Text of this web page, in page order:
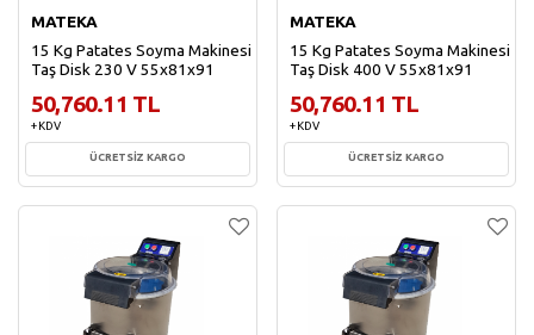
MATEKA
15 Kg Patates Soyma Makinesi
Taş Disk 230 V 55x81x91
50,760.11 TL
+ KDV
ÜCRETSİZ KARGO
Sepete Ekle
MATEKA
15 Kg Patates Soyma Makinesi
Taş Disk 400 V 55x81x91
50,760.11 TL
+ KDV
ÜCRETSİZ KARGO
Sepete Ekle